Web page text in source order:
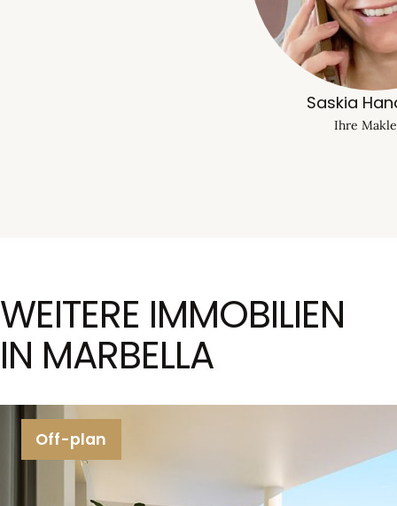
Saskia
Ihre
WEITERE IMMOBILIEN
IN MARBELLA
Off-plan
Personalisierungs-
des Nutzers über
Nutzer interessiert
Website zu
individuellen Nutzer